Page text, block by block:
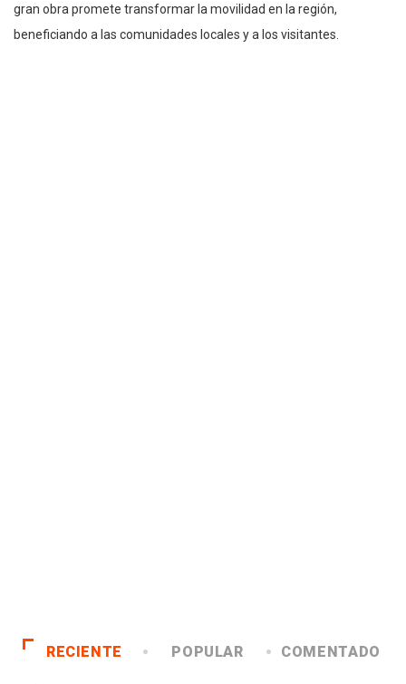
gran obra promete transformar la movilidad en la región,
beneficiando a las comunidades locales y a los visitantes.
RECIENTE POPULAR COMENTADO